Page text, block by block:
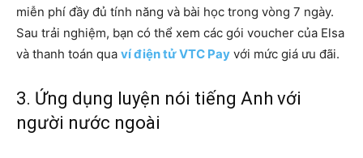
miễn phí đầy đủ tính năng và bài học trong vòng 7 ngày.
Sau trải nghiệm, bạn có thể xem các gói voucher của Elsa
và thanh toán qua ví điện tử VTC Pay với mức giá ưu đãi.
3. Ứng dụng luyện nói tiếng Anh với
người nước ngoài